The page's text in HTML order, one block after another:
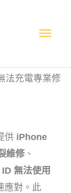
單
法充電專業修
供 iPhone
維修、
無法使用
應對。此